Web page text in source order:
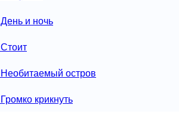
День и ночь
Стоит
Необитаемый остров
Громко крикнуть